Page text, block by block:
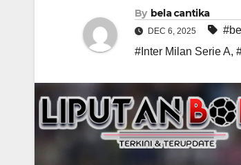
By bela cantika
DEC 6, 2025
#Inter Milan Serie A,